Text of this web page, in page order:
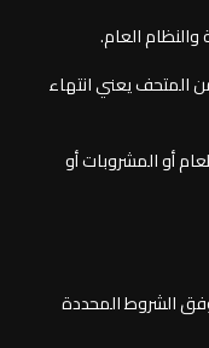
العام.
المتحف يعني انتهاء
أو المشروبات أو
وفق الشروط المحددة